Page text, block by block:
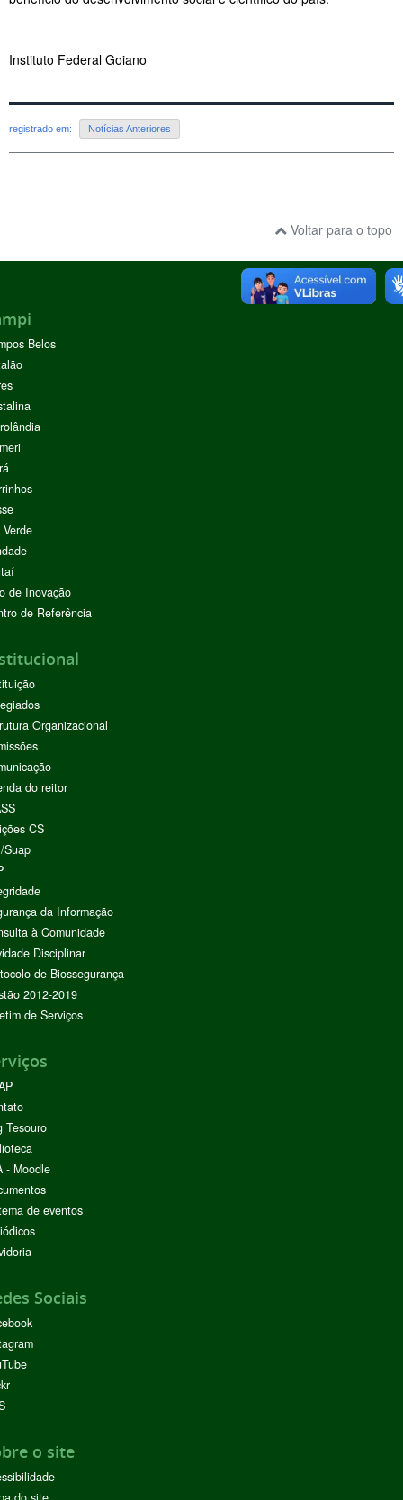
Instituto Federal Goiano
registrado em: Notícias Anteriores
Voltar para o topo
Belos
de Inovação
de Referência
Organizacional
do reitor
CS
Suap
da Informação
à Comunidade
Disciplinar
de Biossegurança
2012-2019
de Serviços
Tesouro
- Moodle
de eventos
Sociais
o site